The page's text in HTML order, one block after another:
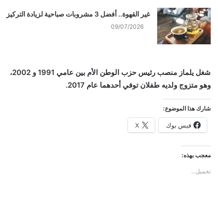
غير القهوة.. أفضل 3 مشروبات صباحية لزيادة التركيز
09/07/2026
شغل يلماز منصب رئيس حزب الوطن الأم بين عامي 1991 و 2002،
وهو متزوج ولديه طفلان توفي أحدهما عام 2017.
شارك هذا الموضوع:
فيس بوك X
معجب بهذه:
تحميل...